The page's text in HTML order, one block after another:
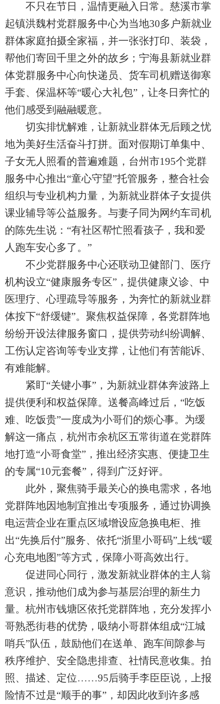
不只在节日，温情更融入日常。慈溪市掌
起镇洪魏村党群服务中心为当地30多户新就业
群体家庭拍摄全家福，并一张张打印、装袋，
帮他们寄回千里之外的故乡；宁海县新就业群
体党群服务中心向快递员、货车司机赠送御寒
手套、保温杯等“暖心大礼包”，让冬日奔忙的
他们感受到融融暖意。
切实排忧解难，让新就业群体无后顾之忧
地为美好生活奋斗打拼。面对假期订单集中、
子女无人照看的普遍难题，台州市195个党群
服务中心推出“童心守望”托管服务，整合社会
组织与专业机构力量，为新就业群体子女提供
课业辅导等公益服务。与妻子同为网约车司机
的陈先生说：“有社区帮忙照看孩子，我和爱
人跑车安心多了。”
不少党群服务中心还联动卫健部门、医疗
机构设立“健康服务专区”，提供健康义诊、中
医理疗、心理疏导等服务，为奔忙的新就业群
体按下“舒缓键”。聚焦权益保障，各党群阵地
纷纷开设法律服务窗口，提供劳动纠纷调解、
工伤认定咨询等专业支撑，让他们有苦能诉、
有难能解。
紧盯“关键小事”，为新就业群体奔波路上
提供便利和权益保障。送餐高峰过后，“吃饭
难、吃饭贵”一度成为小哥们的烦心事。为缓
解这一痛点，杭州市余杭区五常街道在党群阵
地打造“小哥食堂”，推出经济实惠、便捷卫生
的专属“10元套餐”，得到广泛好评。
此外，聚焦骑手最关心的换电需求，各地
党群阵地因地制宜推出专项服务，通过协调换
电运营企业在重点区域增设应急换电柜、推
出“先换后付”服务、依托“浙里小哥码”上线“暖
心充电地图”等方式，保障小哥高效出行。
促进同心同行，激发新就业群体的主人翁
意识，推动他们成为参与基层治理的新生力
量。杭州市钱塘区依托党群阵地，充分发挥小
哥熟悉街巷的优势，吸纳小哥群体组成“江城
哨兵”队伍，鼓励他们在送单、跑车间隙参与
秩序维护、安全隐患排查、社情民意收集。拍
照、描述、定位……95后骑手李臣臣说，上报
险情不过是“顺手的事”，却因此收到许多感